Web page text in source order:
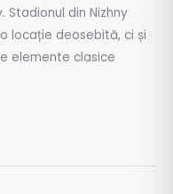
Stadionul din Nizhny
locație deosebită, ci și
elemente clasice